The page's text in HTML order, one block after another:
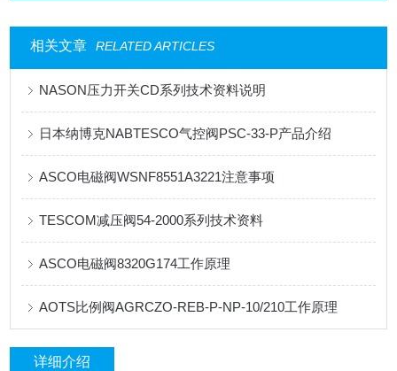
相关文章 RELATED ARTICLES
NASON压力开关CD系列技术资料说明
日本纳博克NABTESCO气控阀PSC-33-P产品介绍
ASCO电磁阀WSNF8551A3221注意事项
TESCOM减压阀54-2000系列技术资料
ASCO电磁阀8320G174工作原理
AOTS比例阀AGRCZO-REB-P-NP-10/210工作原理
详细介绍